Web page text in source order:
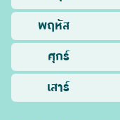
พฤหัส
ศุกร์
เสาร์